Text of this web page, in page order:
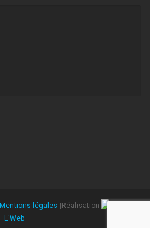
Mentions légales |Réalisation
L'Web